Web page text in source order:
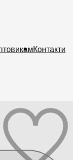
Контакти